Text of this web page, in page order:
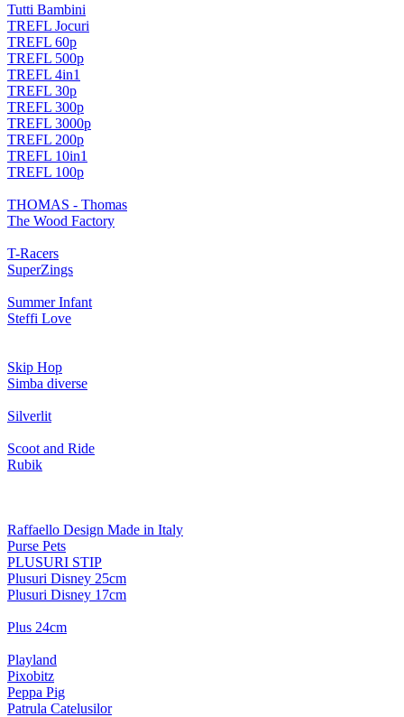
Tutti Bambini
TREFL Jocuri
TREFL 60p
TREFL 500p
TREFL 4in1
TREFL 30p
TREFL 300p
TREFL 3000p
TREFL 200p
TREFL 10in1
TREFL 100p
THOMAS - Thomas
The Wood Factory
T-Racers
SuperZings
Summer Infant
Steffi Love
Skip Hop
Simba diverse
Silverlit
Scoot and Ride
Rubik
Raffaello Design Made in Italy
Purse Pets
PLUSURI STIP
Plusuri Disney 25cm
Plusuri Disney 17cm
Plus 24cm
Playland
Pixobitz
Peppa Pig
Patrula Catelusilor